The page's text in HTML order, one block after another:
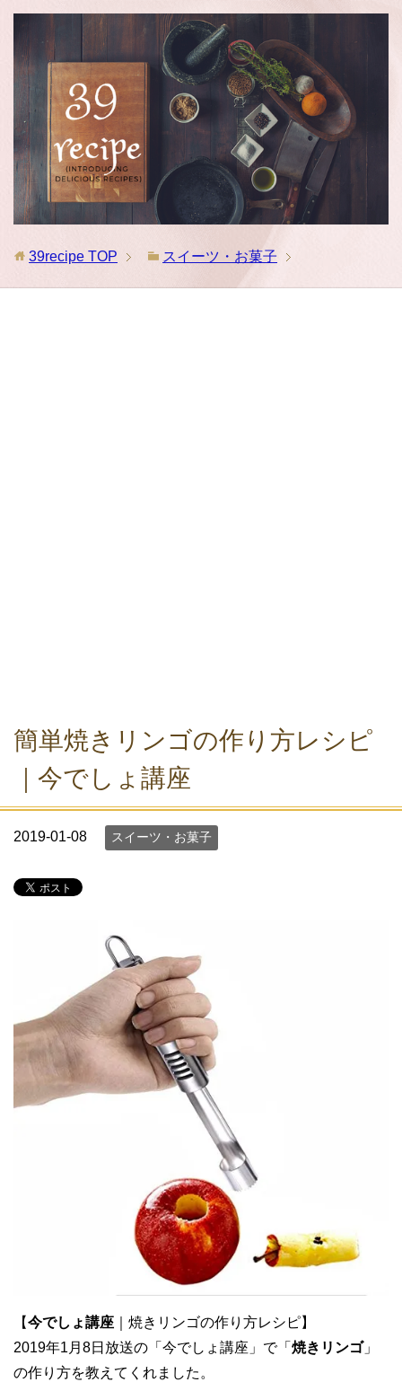
39recipe TOP スイーツ・お菓子
簡単焼きリンゴの作り方レシピ
｜今でしょ講座
2019-01-08 スイーツ・お菓子
【今でしょ講座 ｜焼きリンゴの作り方レシピ】
2019年1月8日放送の「今でしょ講座」で「 焼きリンゴ」
の作り方を教えてくれました。